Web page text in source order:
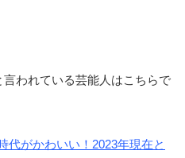
われている芸能人はこちらで
代がかわいい！2023年現在と